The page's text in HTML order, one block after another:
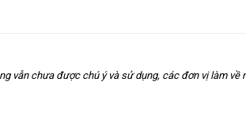
vẫn chưa được chú ý và sử dụng, các đơn vị làm về